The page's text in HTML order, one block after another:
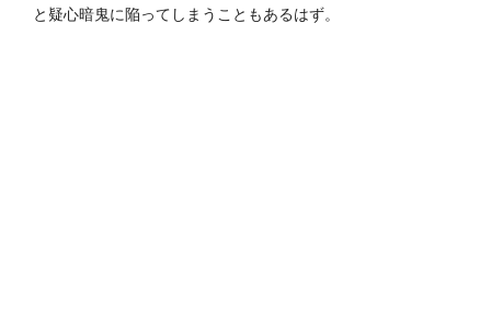
と疑心暗鬼に陥ってしまうこともあるはず。